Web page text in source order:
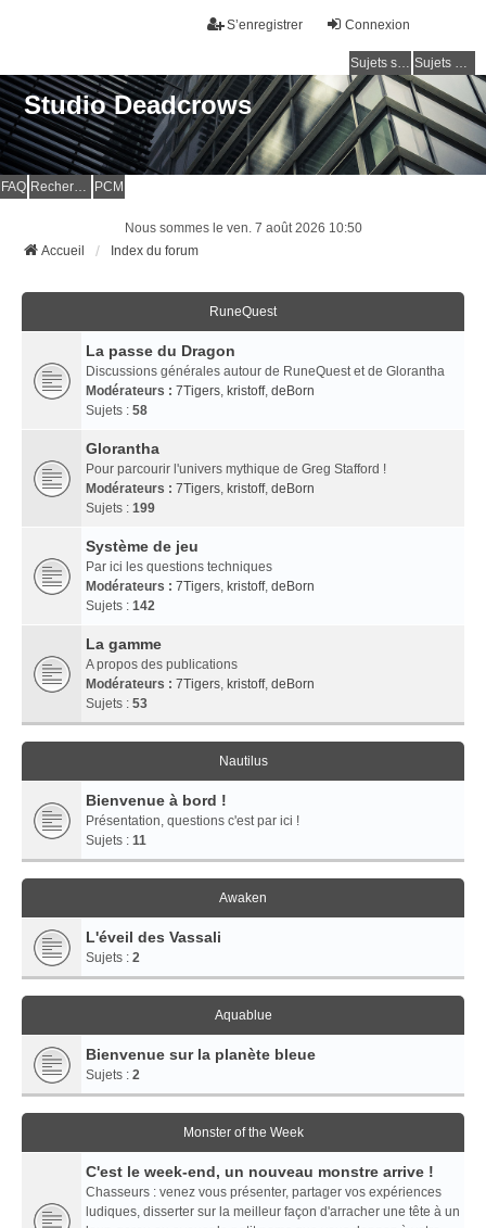
Connexion
S’enregistrer
Sujets sans réponse Sujets actifs
Studio Deadcrows
FAQ Rechercher PCM
Nous sommes le ven. 7 août 2026 10:50
Accueil
Index du forum
RuneQuest
La passe du Dragon
Discussions générales autour de RuneQuest et de Glorantha
Modérateurs : 7Tigers, kristoff, deBorn
Sujets : 58
Glorantha
Pour parcourir l'univers mythique de Greg Stafford !
Modérateurs : 7Tigers, kristoff, deBorn
Sujets : 199
Système de jeu
Par ici les questions techniques
Modérateurs : 7Tigers, kristoff, deBorn
Sujets : 142
La gamme
A propos des publications
Modérateurs : 7Tigers, kristoff, deBorn
Sujets : 53
Nautilus
Bienvenue à bord !
Présentation, questions c'est par ici !
Sujets : 11
Awaken
L'éveil des Vassali
Sujets : 2
Aquablue
Bienvenue sur la planète bleue
Sujets : 2
Monster of the Week
C'est le week-end, un nouveau monstre arrive !
Chasseurs : venez vous présenter, partager vos expériences
ludiques, disserter sur la meilleur façon d'arracher une tête à un